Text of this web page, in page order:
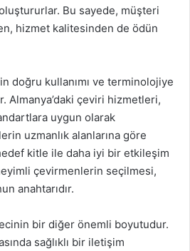
Bu sayede, müşteri
hizmet kalitesinden de ödün
doğru kullanımı ve terminolojiye
Almanya’daki çeviri hizmetleri,
uygun olarak
uzmanlık alanlarına göre
kitle ile daha iyi bir etkileşim
çevirmenlerin seçilmesi,
anahtarıdır.
bir diğer önemli boyutudur.
sağlıklı bir iletişim